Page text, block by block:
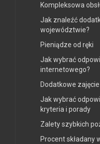
Kompleksowa
Jak znaleźć
województwie?
Pieniądze od ręki
Jak wybrać
internetowego?
Dodatkowe zajęcie
Jak wybrać
kryteria i porady
Zalety szybkich
Procent składany